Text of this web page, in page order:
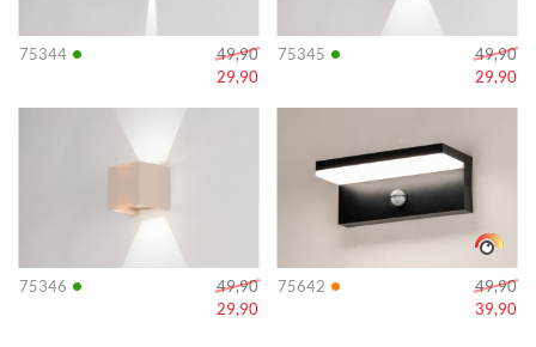
75344 •
49,90
29,90
75345 •
49,90
29,90
75346 •
49,90
29,90
Info
75642 •
49,90
39,90
Info